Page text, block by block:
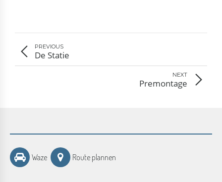
PREVIOUS
De Statie
NEXT
Premontage
Waze Route plannen